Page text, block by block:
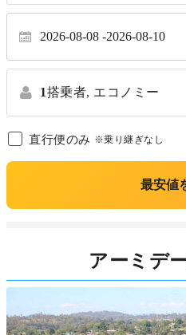
2026-08-08 2026-08-10
1搭乗者, エコノミー
直行便のみ ※乗り継ぎなし
最安値
アーミデ